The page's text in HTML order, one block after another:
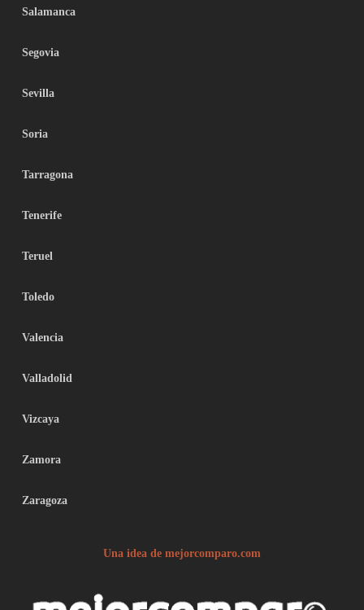
Salamanca
Segovia
Sevilla
Soria
Tarragona
Tenerife
Teruel
Toledo
Valencia
Valladolid
Vizcaya
Zamora
Zaragoza
Una idea de mejorcomparo.com